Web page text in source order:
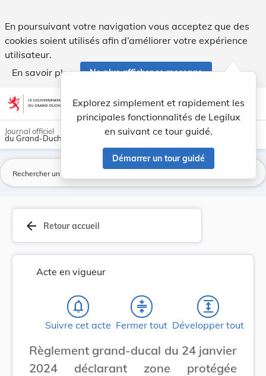
En poursuivant votre navigation vous acceptez que des
cookies soient utilisés afin d’améliorer votre expérience
utilisateur.
En savoir plus
Ne plus afficher ce message
Aller au contenu account_circle help Aide
Explorez simplement et rapidement les
principales fonctionnalités de Legilux
en suivant ce tour guidé.
Démarrer un tour guidé
light_mode dark_mode
Journal officiel
du Grand-Duché de Luxembourg
arrow_back Retour accueil
Acte en vigueur
notifications_none
Suivre cet acte
compress
Fermer tout
expand
Développer tout
Règlement grand-ducal du 24 janvier
2024 déclarant zone protégée